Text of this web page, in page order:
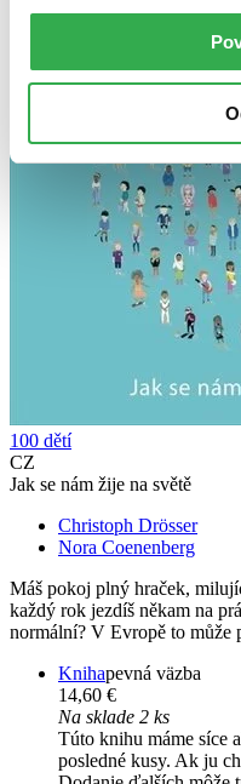
100 dětí
CZ
Jak se nám žije na světě
Christoph Drösser
Nora Coenenberg
Máš pokoj plný hraček,
každý rok jezdíš někam na
normální? V Evropě to může
Knihapevná väzba
14,60 €
Na sklade 2 ks
Túto knihu máme síce
posledné kusy. Ak ju